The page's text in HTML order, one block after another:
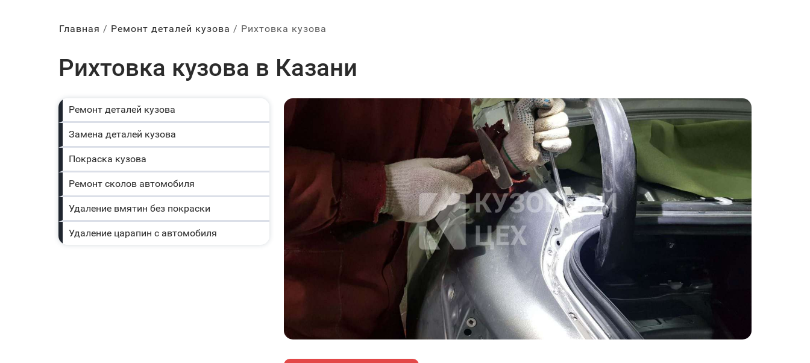
Главная Ремонт деталей кузова Рихтовка кузова
Рихтовка кузова в Казани
Ремонт деталей кузова
Замена деталей кузова
Покраска кузова
Ремонт сколов автомобиля
Удаление вмятин без покраски
Удаление царапин с автомобиля